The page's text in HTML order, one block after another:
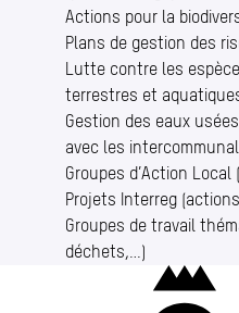
Actions pour la
Plans de gestion des
Lutte contre les
terrestres et
Gestion des eaux
avec les
Groupes d’Action Local
Projets Interreg
Groupes de travail
déchets,…)